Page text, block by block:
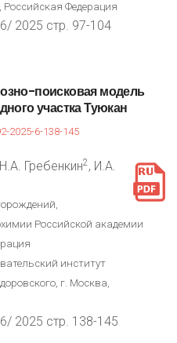
Федерация
2025 стр. 97-104
поисковаямодель
участкаТуюкан
2025-6-138-145
Гребенкин2 , И.А.
Российской академии
институт
г. Москва,
2025 стр. 138-145